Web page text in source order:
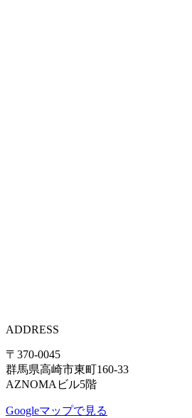
ADDRESS
〒370-0045
群馬県高崎市東町160-33
AZNOMAビル5階
Googleマップで見る